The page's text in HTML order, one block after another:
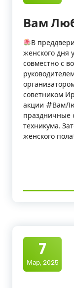
Вам
В
женского
совместно с
советником
акции
праздничные
техникума.
женского пола!
7
Мар, 2025